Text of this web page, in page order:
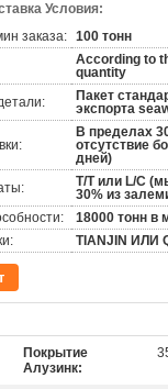
Условия:
заказа: 100 тонн
According to
quantity
Пакет
экспорта
В пределах
отсутствие
дней)
T/T или L/C
30% из
18000 тонн в
TIANJIN ИЛИ
Покрытие
Алузинк: